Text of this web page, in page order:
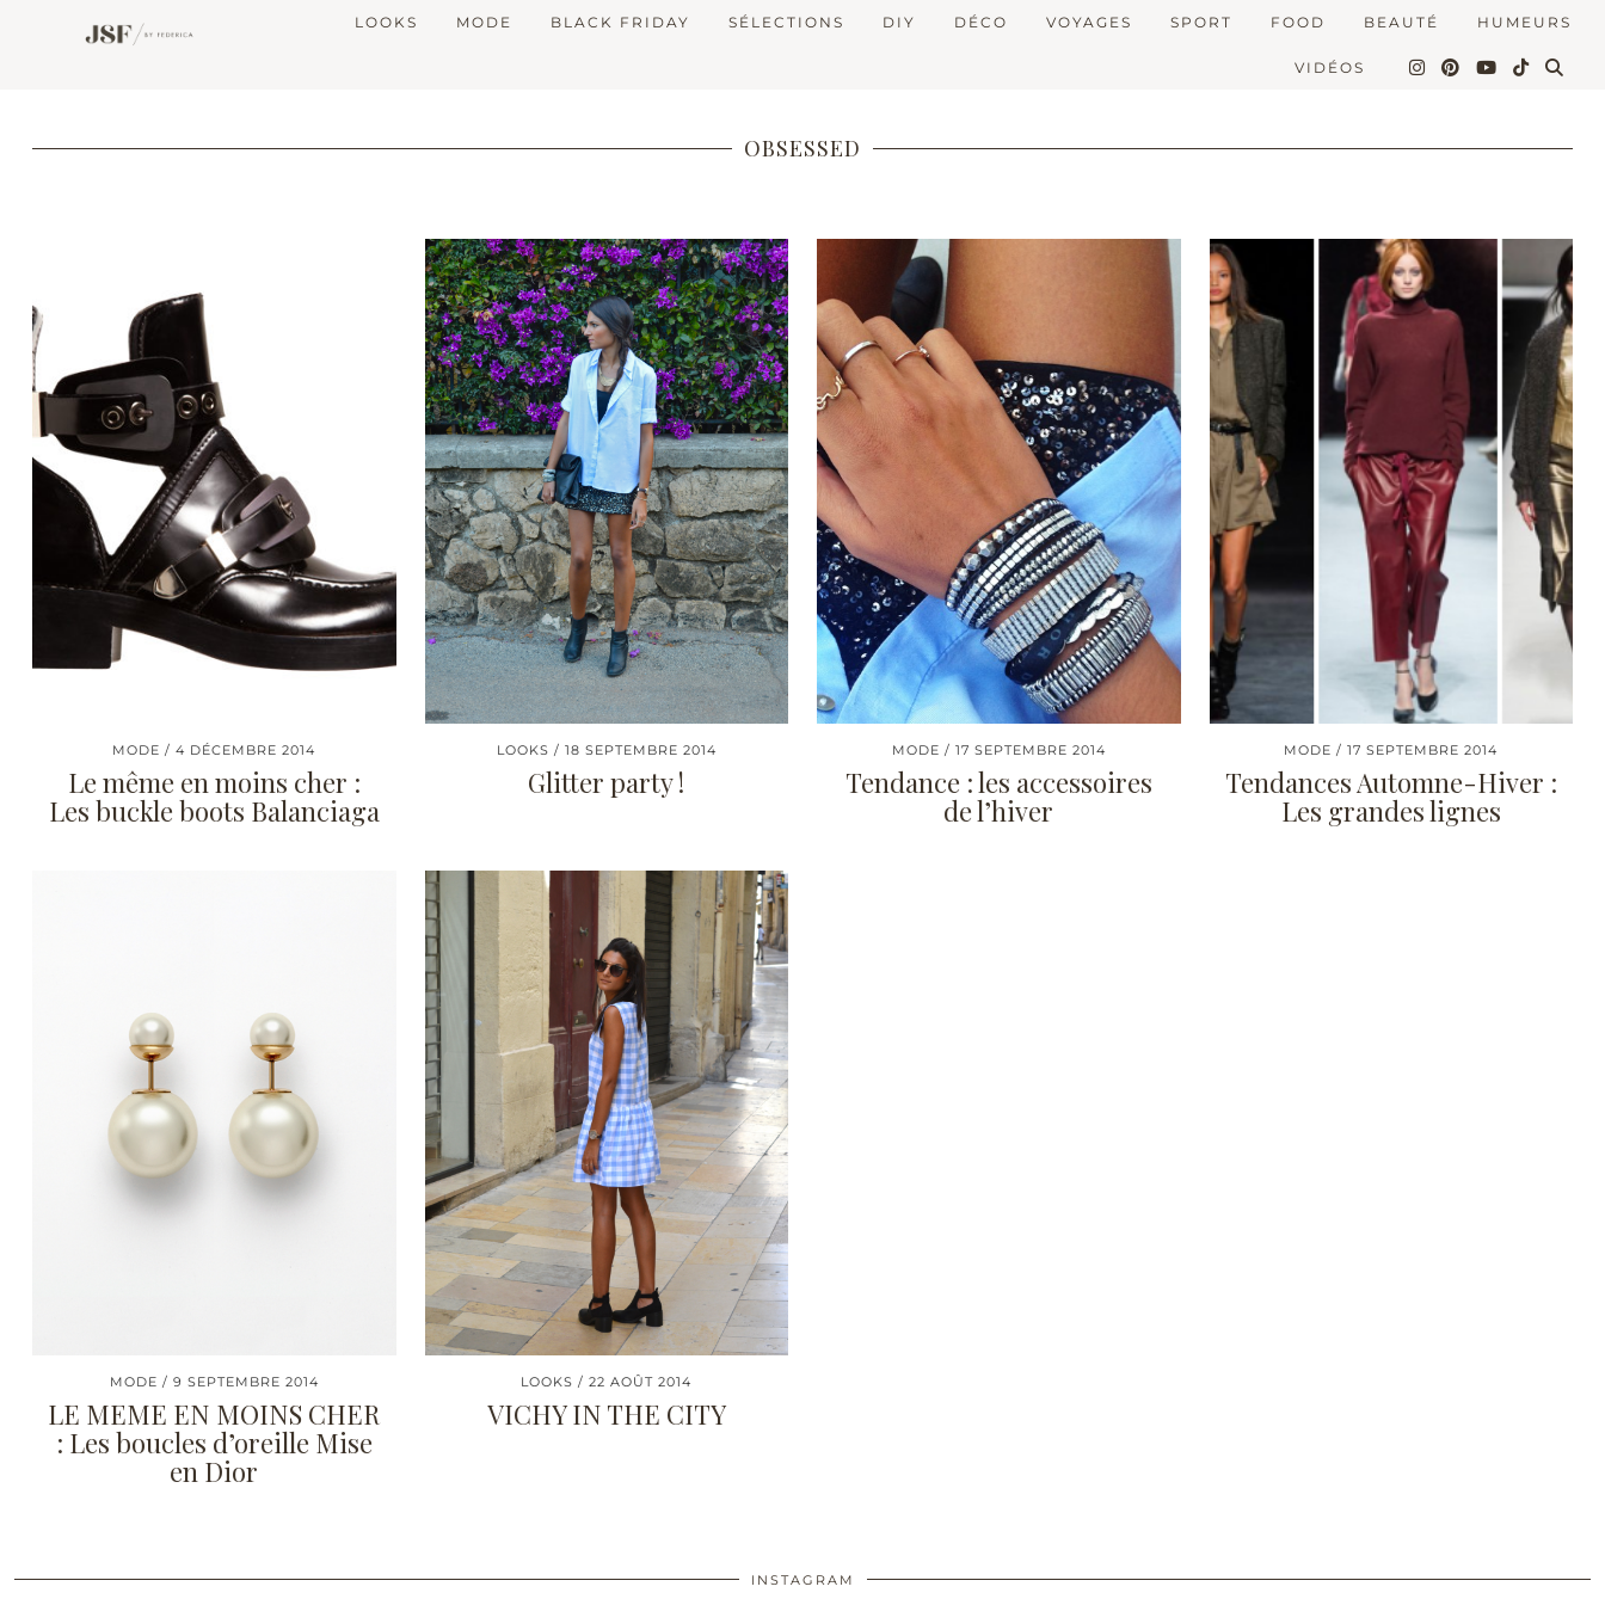
LOOKS MODE BLACK FRIDAY SÉLECTIONS DIY DÉCO VOYAGES SPORT FOOD BEAUTÉ HUMEURS
VIDÉOS
OBSESSED
MODE 4 DÉCEMBRE 2014
Le même en moins cher :
Les buckle boots Balanciaga
LOOKS 18 SEPTEMBRE 2014
Glitter party !
MODE 17 SEPTEMBRE 2014
Tendance : les accessoires
de l’hiver
MODE 17 SEPTEMBRE 2014
Tendances Automne-Hiver :
Les grandes lignes
MODE 9 SEPTEMBRE 2014
LE MEME EN MOINS CHER
: Les boucles d’oreille Mise
en Dior
LOOKS 22 AOÛT 2014
VICHY IN THE CITY
INSTAGRAM